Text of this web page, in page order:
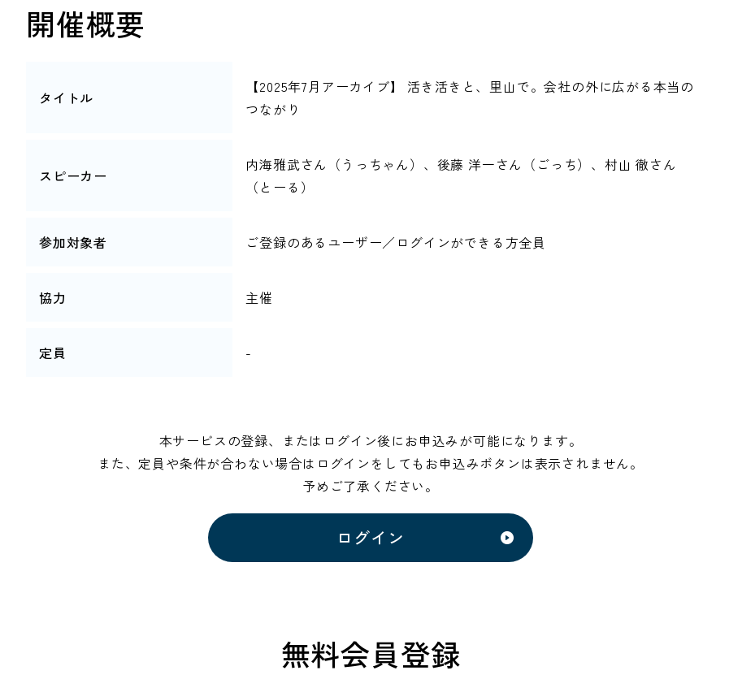
開催概要
タイトル
【2025年7月アーカイブ】 活き活きと、里山で。会社の外に広がる本当の
つながり
スピーカー
内海雅武さん（うっちゃん）、後藤 洋一さん（ごっち）、村山 徹さん
（とーる）
参加対象者 ご登録のあるユーザー／ログインができる方全員
協力 主催
定員 -
本サービスの登録、またはログイン後にお申込みが可能になります。
また、定員や条件が合わない場合はログインをしてもお申込みボタンは表示されません。
予めご了承ください。
ログイン
無料会員登録